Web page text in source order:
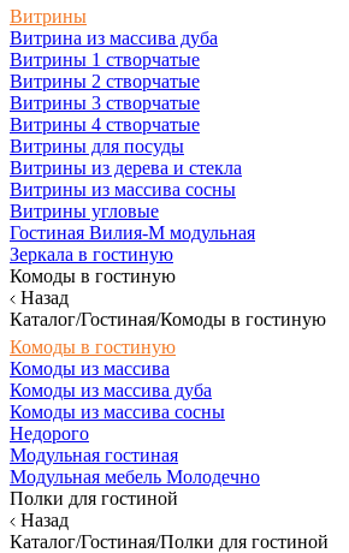
Витрины
Витрина из массива дуба
Витрины 1 створчатые
Витрины 2 створчатые
Витрины 3 створчатые
Витрины 4 створчатые
Витрины для посуды
Витрины из дерева и стекла
Витрины из массива сосны
Витрины угловые
Гостиная Вилия-М модульная
Зеркала в гостиную
Комоды в гостиную
Назад
Каталог/Гостиная/Комоды в гостиную
Комоды в гостиную
Комоды из массива
Комоды из массива дуба
Комоды из массива сосны
Недорого
Модульная гостиная
Модульная мебель Молодечно
Полки для гостиной
Назад
Каталог/Гостиная/Полки для гостиной